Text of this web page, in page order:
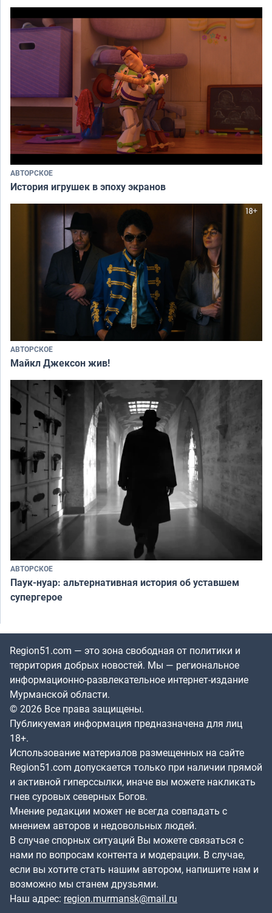
АВТОРСКОЕ
История игрушек в эпоху экранов
АВТОРСКОЕ
Майкл Джексон жив!
АВТОРСКОЕ
Паук-нуар: альтернативная история об уставшем
супергерое
Region51.com — это зона свободная от политики и
территория добрых новостей. Мы — региональное
информационно-развлекательное интернет-издание
Мурманской области.
© 2026 Все права защищены.
Публикуемая информация предназначена для лиц
18+.
Использование материалов размещенных на сайте
Region51.com допускается только при наличии прямой
и активной гиперссылки, иначе вы можете накликать
гнев суровых северных Богов.
Мнение редакции может не всегда совпадать с
мнением авторов и недовольных людей.
В случае спорных ситуаций Вы можете связаться с
нами по вопросам контента и модерации. В случае,
если вы хотите стать нашим автором, напишите нам и
возможно мы станем друзьями.
Наш адрес: region.murmansk@mail.ru